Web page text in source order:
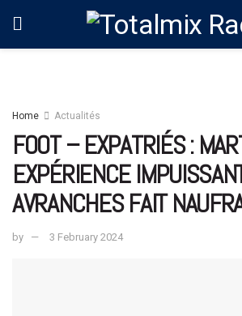
Home Actualités
FOOT – EXPATRIÉS :
EXPÉRIENCE
AVRANCHES FAIT
by 3 February 2024